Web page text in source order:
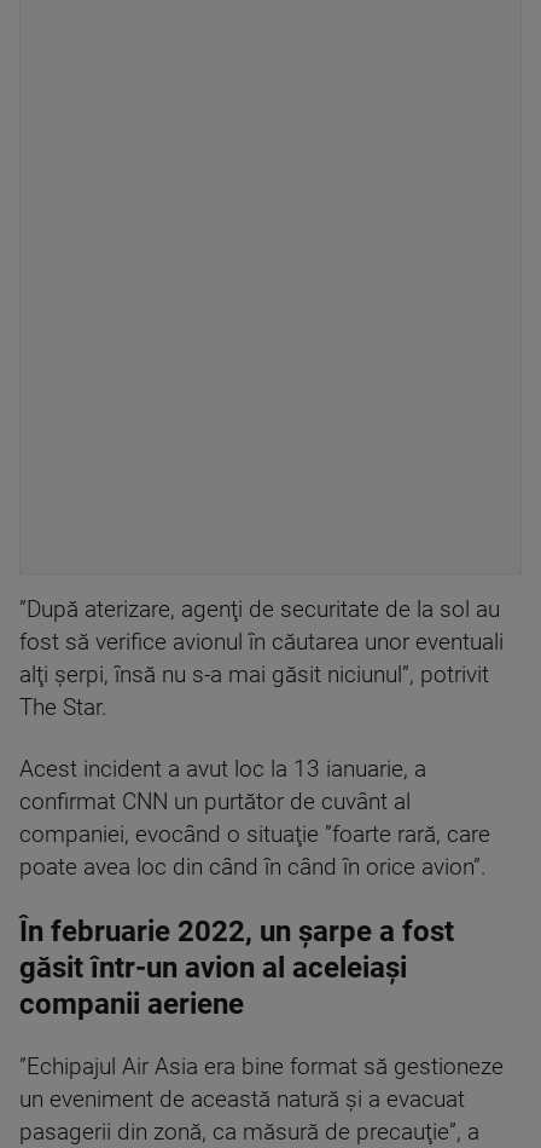
”După aterizare, agenţi de securitate de la sol au
fost să verifice avionul în căutarea unor eventuali
alţi şerpi, însă nu s-a mai găsit niciunul”, potrivit
The Star.
Acest incident a avut loc la 13 ianuarie, a
confirmat CNN un purtător de cuvânt al
companiei, evocând o situaţie ”foarte rară, care
poate avea loc din când în când în orice avion”.
În februarie 2022, un șarpe a fost
găsit într-un avion al aceleiași
companii aeriene
”Echipajul Air Asia era bine format să gestioneze
un eveniment de această natură şi a evacuat
pasagerii din zonă, ca măsură de precauţie”, a